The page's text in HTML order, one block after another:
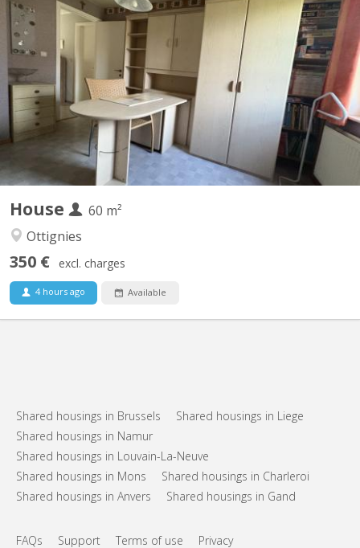
House
60 m²
Ottignies
350 € excl. charges
4 hours ago Available
KV 2089
Chambre individuelle Cuisine et salle de bain commune
Shared housings in Brussels
Shared housings in Liege
Shared housings in Namur
Shared housings in Louvain-La-Neuve
Shared housings in Mons
Shared housings in Charleroi
Shared housings in Anvers
Shared housings in Gand
FAQs Support Terms of use Privacy